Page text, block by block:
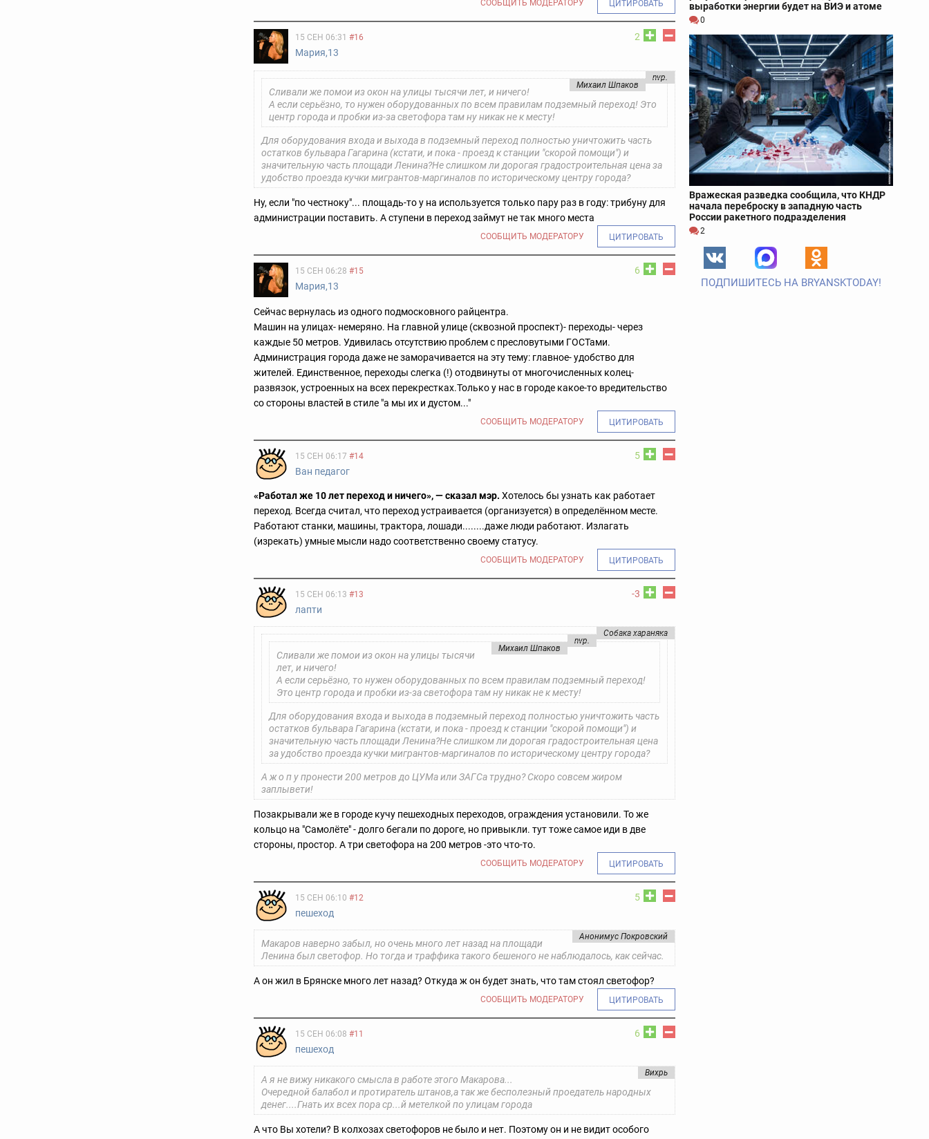
СООБЩИТЬ МОДЕРАТОРУ ЦИТИРОВАТЬ
2
15 СЕН 06:31 #16
Мария,13
nvp.
Михаил Шпаков
Сливали же помои из окон на улицы тысячи лет, и ничего!
А если серьёзно, то нужен оборудованных по всем правилам подземный переход! Это
центр города и пробки из-за светофора там ну никак не к месту!
Для оборудования входа и выхода в подземный переход полностью уничтожить часть
остатков бульвара Гагарина (кстати, и пока - проезд к станции "скорой помощи") и
значительную часть площади Ленина?Не слишком ли дорогая градостроительная цена за
удобство проезда кучки мигрантов-маргиналов по историческому центру города?
Ну, если "по честноку"... площадь-то у на используется только пару раз в году: трибуну для
администрации поставить. А ступени в переход займут не так много места
СООБЩИТЬ МОДЕРАТОРУ ЦИТИРОВАТЬ
6
15 СЕН 06:28 #15
Мария,13
Сейчас вернулась из одного подмосковного райцентра.
Машин на улицах- немеряно. На главной улице (сквозной проспект)- переходы- через
каждые 50 метров. Удивилась отсутствию проблем с пресловутыми ГОСТами.
Администрация города даже не заморачивается на эту тему: главное-удобство для
жителей. Единственное, переходы слегка (!) отодвинуты от многочисленных колец-
развязок, устроенных на всех перекрестках.Только у нас в городе какое-то вредительство
со стороны властей в стиле "а мы их и дустом..."
СООБЩИТЬ МОДЕРАТОРУ ЦИТИРОВАТЬ
5
15 СЕН 06:17 #14
Ван педагог
«Работал же 10 лет переход и ничего», — сказал мэр. Хотелось бы узнать как работает
переход. Всегда считал, что переход устраивается (организуется) в определённом месте.
Работают станки, машины, трактора, лошади........даже люди работают. Излагать
(изрекать) умные мысли надо соответственно своему статусу.
СООБЩИТЬ МОДЕРАТОРУ ЦИТИРОВАТЬ
-3
15 СЕН 06:13 #13
лапти
Собака хараняка
nvp.
Михаил Шпаков
Сливали же помои из окон на улицы тысячи
лет, и ничего!
А если серьёзно, то нужен оборудованных по всем правилам подземный переход!
Это центр города и пробки из-за светофора там ну никак не к месту!
Для оборудования входа и выхода в подземный переход полностью уничтожить часть
остатков бульвара Гагарина (кстати, и пока - проезд к станции "скорой помощи") и
значительную часть площади Ленина?Не слишком ли дорогая градостроительная цена
за удобство проезда кучки мигрантов-маргиналов по историческому центру города?
А ж о п у пронести 200 метров до ЦУМа или ЗАГСа трудно? Скоро совсем жиром
заплывети!
Позакрывали же в городе кучу пешеходных переходов, ограждения установили. То же
кольцо на "Самолёте" - долго бегали по дороге, но привыкли. тут тоже самое иди в две
стороны, простор. А три светофора на 200 метров -это что-то.
СООБЩИТЬ МОДЕРАТОРУ ЦИТИРОВАТЬ
5
15 СЕН 06:10 #12
пешеход
Анонимус Покровский
Макаров наверно забыл, но очень много лет назад на площади
Ленина был светофор. Но тогда и траффика такого бешеного не наблюдалось, как сейчас.
А он жил в Брянске много лет назад? Откуда ж он будет знать, что там стоял светофор?
СООБЩИТЬ МОДЕРАТОРУ ЦИТИРОВАТЬ
6
15 СЕН 06:08 #11
пешеход
Вихрь
А я не вижу никакого смысла в работе этого Макарова...
Очередной балабол и протиратель штанов,а так же бесполезный проедатель народных
денег....Гнать их всех пора ср...й метелкой по улицам города
А что Вы хотели? В колхозах светофоров не было и нет. Поэтому он и не видит особого
выработки энергии будет на ВИЭ и атоме
0
Вражеская разведка сообщила, что КНДР
начала переброску в западную часть
России ракетного подразделения
2
ПОДПИШИТЕСЬ НА BRYANSKTODAY!